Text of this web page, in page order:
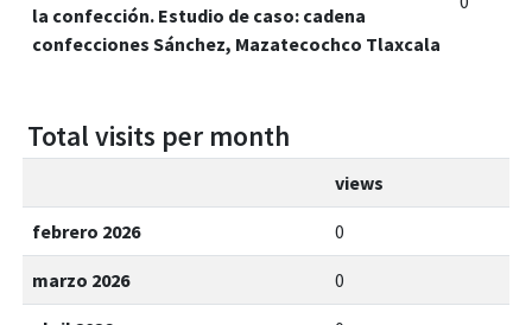
la confección. Estudio de caso: cadena
confecciones Sánchez, Mazatecochco Tlaxcala
Total visits per month
views
febrero 2026 0
marzo 2026 0